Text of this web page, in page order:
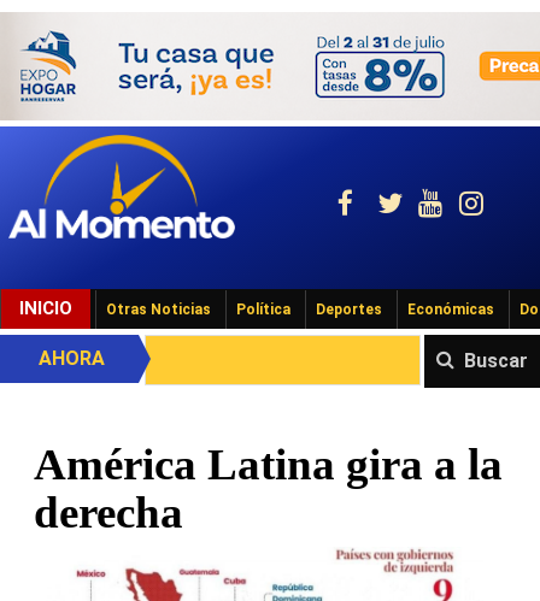
INICIO Otras Noticias Política Deportes Económicas
Buscar
AHORA
América Latina gira a la
derecha